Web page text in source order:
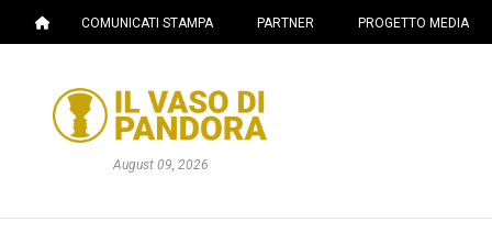
COMUNICATI STAMPA PARTNER PROGETTO MEDIA
August 09, 2026